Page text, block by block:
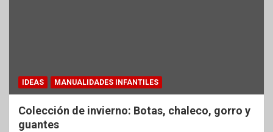
IDEAS MANUALIDADES INFANTILES
Colección de invierno: Botas, chaleco, gorro y
guantes